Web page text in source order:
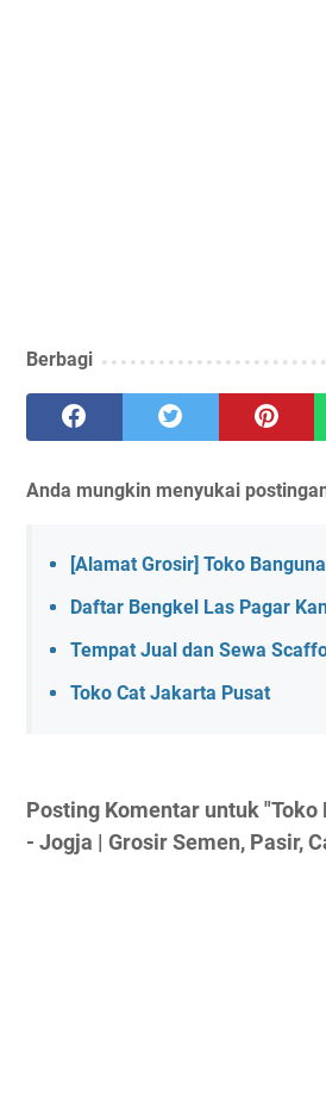
Berbagi
Anda mungkin menyukai
[Alamat Grosir] Toko
Daftar Bengkel Las Pagar
Tempat Jual dan Sewa
Toko Cat Jakarta Pusat
Posting Komentar untuk "Toko
- Jogja | Grosir Semen, Pasir,